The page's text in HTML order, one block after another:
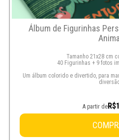
Álbum de Figurinhas
Animal
Tamanho 21x28 cm
40 Figurinhas + 9 fotos
Um álbum colorido e divertido, para
A partir de